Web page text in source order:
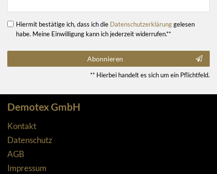
Hiermit bestätige ich, dass ich die Daten­schutz­erklärunggelesen
habe. Meine Einwilligung kann ich jederzeit widerrufen.**
Abonnieren
** Hierbei handelt es sich um ein Pflichtfeld.
Demotex GmbH
Kontakt
Datenschutz
AGB
Impressum